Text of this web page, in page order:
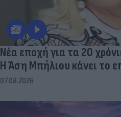
Νέα εποχή για τα 20
Η Άση Μπήλιου κάνει το
07.08.2026